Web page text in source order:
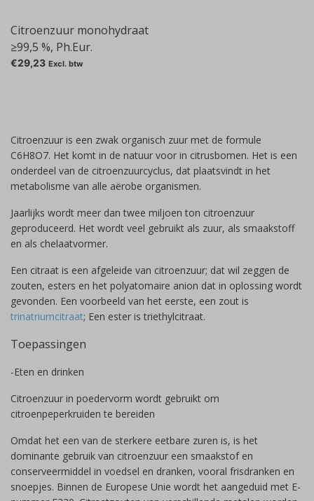
Citroenzuur monohydraat
≥99,5 %, Ph.Eur.
€29,23 Excl. btw
Citroenzuur is een zwak organisch zuur met de formule
C6H8O7. Het komt in de natuur voor in citrusbomen. Het is een
onderdeel van de citroenzuurcyclus, dat plaatsvindt in het
metabolisme van alle aërobe organismen.
Jaarlijks wordt meer dan twee miljoen ton citroenzuur
geproduceerd. Het wordt veel gebruikt als zuur, als smaakstoff
en als chelaatvormer.
Een citraat is een afgeleide van citroenzuur; dat wil zeggen de
zouten, esters en het polyatomaire anion dat in oplossing wordt
gevonden. Een voorbeeld van het eerste, een zout is
trinatriumcitraat; Een ester is triethylcitraat.
Toepassingen
-Eten en drinken
Citroenzuur in poedervorm wordt gebruikt om
citroenpeperkruiden te bereiden
Omdat het een van de sterkere eetbare zuren is, is het
dominante gebruik van citroenzuur een smaakstof en
conserveermiddel in voedsel en dranken, vooral frisdranken en
snoepjes. Binnen de Europese Unie wordt het aangeduid met E-